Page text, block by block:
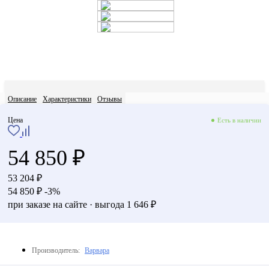
Описание Характеристики Отзывы
Цена Есть в наличии
54 850 ₽
53 204 ₽
54 850 ₽ -3%
при заказе на сайте · выгода 1 646 ₽
Производитель: Варвара